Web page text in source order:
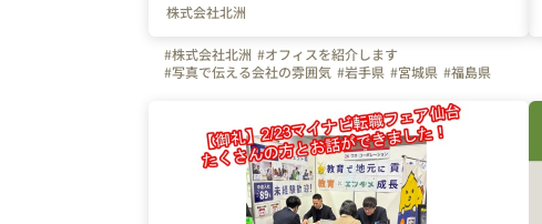
株式会社北洲
#株式会社北洲 #オフィスを紹介します
#写真で伝える会社の雰囲気 #岩手県 #宮城県 #福島県